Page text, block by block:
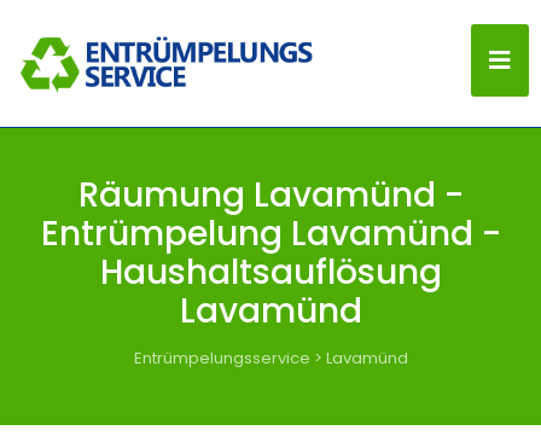
Räumung Lavamünd -
Entrümpelung Lavamünd -
Haushaltsauflösung
Lavamünd
Entrümpelungsservice > Lavamünd